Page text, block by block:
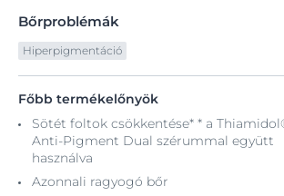
Bőrproblémák
Hiperpigmentáció
Főbb termékelőnyök
Sötét foltok csökkentése* * a
Anti-Pigment Dual szérummal együtt
használva
Azonnali ragyogó bőr